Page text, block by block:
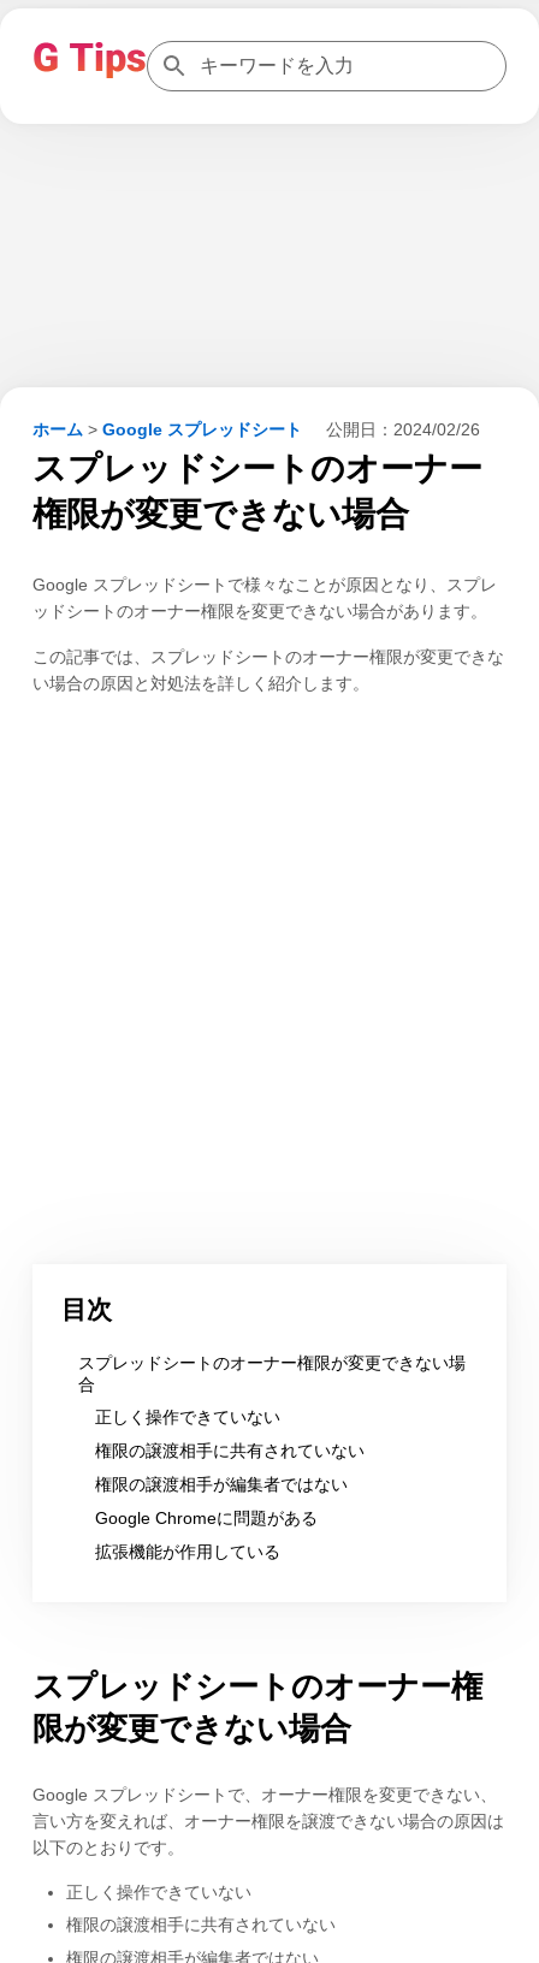
ホーム > Google スプレッドシート 公開日： 2024/02/26
スプレッドシートのオーナー
権限が変更できない場合
Google スプレッドシートで様々なことが原因となり、スプレ
ッドシートのオーナー権限を変更できない場合があります。
この記事では、スプレッドシートのオーナー権限が変更できな
い場合の原因と対処法を詳しく紹介します。
目次
スプレッドシートのオーナー権限が変更できない場
合
正しく操作できていない
権限の譲渡相手に共有されていない
権限の譲渡相手が編集者ではない
Google Chromeに問題がある
拡張機能が作用している
スプレッドシートのオーナー権
限が変更できない場合
Google スプレッドシートで、オーナー権限を変更できない、
言い方を変えれば、オーナー権限を譲渡できない場合の原因は
以下のとおりです。
正しく操作できていない
権限の譲渡相手に共有されていない
権限の譲渡相手が編集者ではない